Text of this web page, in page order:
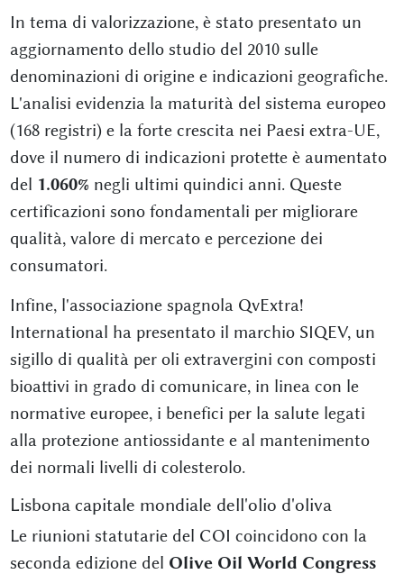
In tema di valorizzazione, è stato presentato un
aggiornamento dello studio del 2010 sulle
denominazioni di origine e indicazioni geografiche.
L'analisi evidenzia la maturità del sistema europeo
(168 registri) e la forte crescita nei Paesi extra-UE,
dove il numero di indicazioni protette è aumentato
del 1.060% negli ultimi quindici anni. Queste
certificazioni sono fondamentali per migliorare
qualità, valore di mercato e percezione dei
consumatori.
Infine, l'associazione spagnola QvExtra!
International ha presentato il marchio SIQEV, un
sigillo di qualità per oli extravergini con composti
bioattivi in grado di comunicare, in linea con le
normative europee, i benefici per la salute legati
alla protezione antiossidante e al mantenimento
dei normali livelli di colesterolo.
Lisbona capitale mondiale dell'olio d'oliva
Le riunioni statutarie del COI coincidono con la
seconda edizione del Olive Oil World Congress